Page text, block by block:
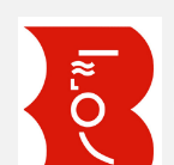
Skocz
do
treści